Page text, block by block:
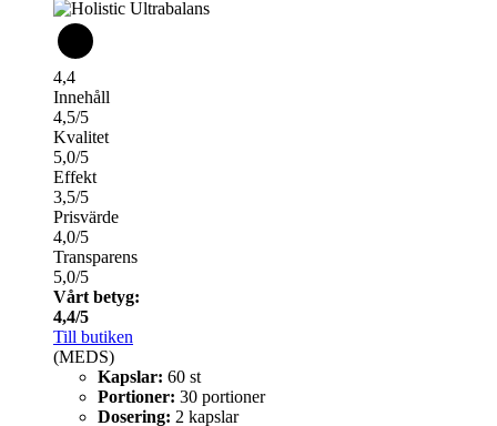
4,4
Innehåll
4,5/5
Kvalitet
5,0/5
Effekt
3,5/5
Prisvärde
4,0/5
Transparens
5,0/5
Vårt betyg:
4,4/5
Till butiken
(MEDS)
Kapslar: 60 st
Portioner: 30 portioner
Dosering: 2 kapslar